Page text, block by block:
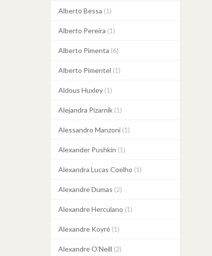
Alberto Bessa (1)
Alberto Pereira (1)
Alberto Pimenta (6)
Alberto Pimentel (1)
Aldous Huxley (1)
Alejandra Pizarnik (1)
Alessandro Manzoni (1)
Alexander Pushkin (1)
Alexandra Lucas Coelho (1)
Alexandre Dumas (2)
Alexandre Herculano (1)
Alexandre Koyré (1)
Alexandre O’Neill (2)